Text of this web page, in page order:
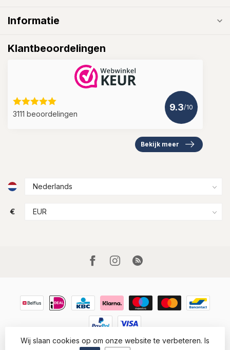
Informatie
Klantbeoordelingen
3111 beoordelingen
9.3/10
Bekijk meer
€
© Copyright 2026 Houtkamp Lederwaren- Powered by
Wij slaan cookies op om onze website te verbeteren. Is